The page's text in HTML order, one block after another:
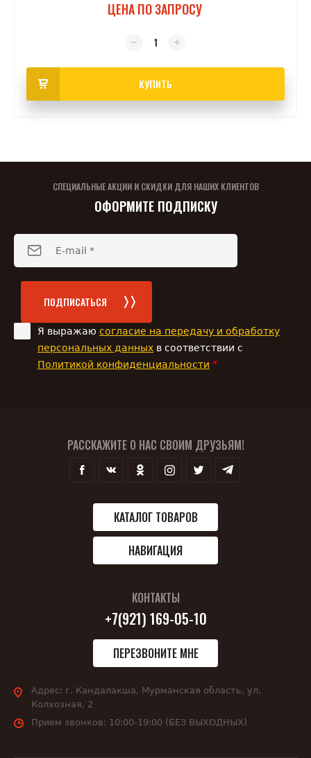
ЦЕНА ПО ЗАПРОСУ
КУПИТЬ
СПЕЦИАЛЬНЫЕ АКЦИИ И СКИДКИ ДЛЯ НАШИХ КЛИЕНТОВ
ОФОРМИТЕ ПОДПИСКУ
Я выражаю согласие на передачу и обработку
персональных данных в соответствии с
Политикой конфиденциальности *
ПОДПИСАТЬСЯ
РАССКАЖИТЕ О НАС СВОИМ ДРУЗЬЯМ!
КАТАЛОГ ТОВАРОВ
НАВИГАЦИЯ
КОНТАКТЫ
+7(921) 169-05-10
ПЕРЕЗВОНИТЕ МНЕ
Адрес: г. Кандалакша, Мурманская область, ул.
Колхозная, 2
Прием звонков: 10:00-19:00 (БЕЗ ВЫХОДНЫХ)